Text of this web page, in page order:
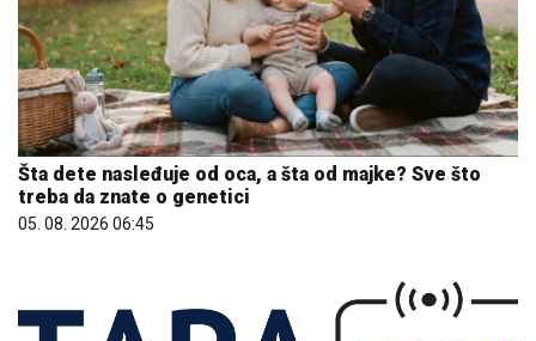
Šta dete nasleđuje od oca, a šta od majke? Sve što
treba da znate o genetici
05. 08. 2026 06:45